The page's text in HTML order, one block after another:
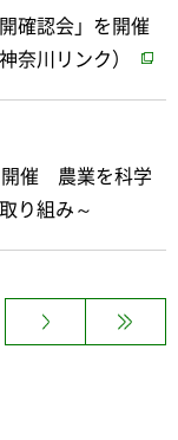
確認会」を開催
奈川リンク）
開催 農業を科学
り組み～